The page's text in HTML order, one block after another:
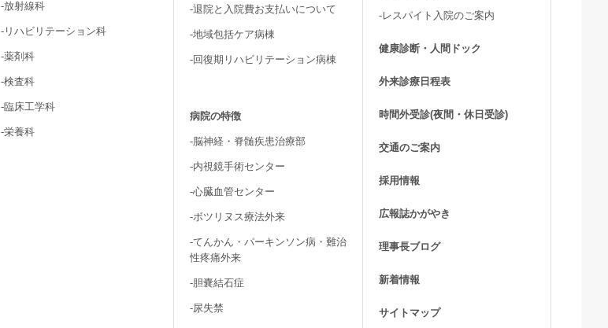
-放射線科
-リハビリテーション科
-薬剤科
-検査科
-臨床工学科
-栄養科
-退院と入院費お支払いについて
-地域包括ケア病棟
-回復期リハビリテーション病棟
病院の特徴
-脳神経・脊髄疾患治療部
-内視鏡手術センター
-心臓血管センター
-ボツリヌス療法外来
-てんかん・パーキンソン病・難治
性疼痛外来
-胆嚢結石症
-尿失禁
-レスパイト入院のご案内
健康診断・人間ドック
外来診療日程表
時間外受診(夜間・休日受診)
交通のご案内
採用情報
広報誌かがやき
理事長ブログ
新着情報
サイトマップ